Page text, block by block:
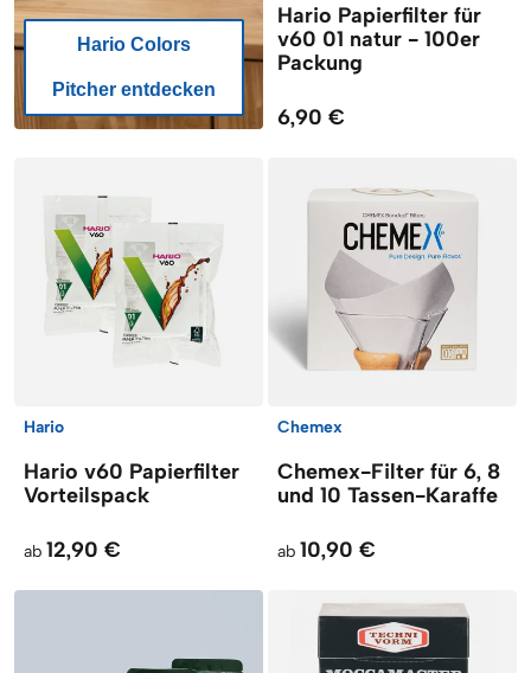
Hario Colors
Pitcher entdecken
Hario Papierfilter für
v60 01 natur - 100er
Packung
6,90 €
Hario
Hario v60 Papierfilter
Vorteilspack
ab 12,90 €
Chemex
Chemex-Filter für 6, 8
und 10 Tassen-Karaffe
ab 10,90 €